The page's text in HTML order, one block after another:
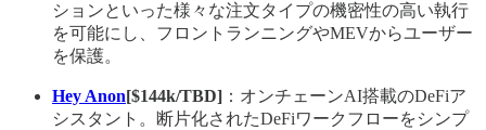
ションといった様々な注文タイプの機密性の高い執行
を可能にし、フロントランニングやMEVからユーザー
を保護。
Hey Anon[$144k/TBD] ：オンチェーンAI搭載のDeFiア
シスタント。断片化されたDeFiワークフローをシンプ